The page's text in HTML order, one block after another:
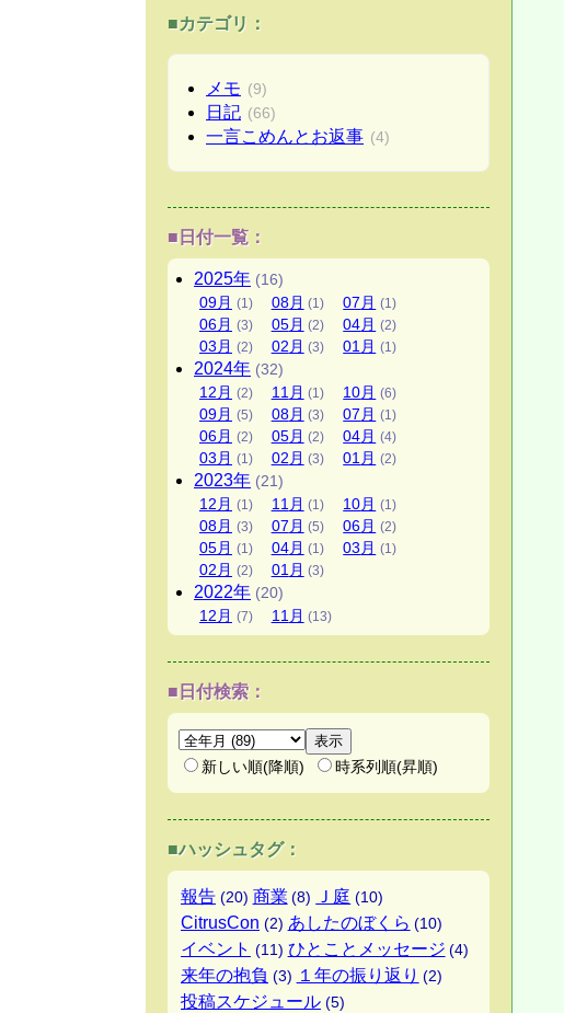
■カテゴリ：
メモ (9)
日記 (66)
一言こめんとお返事 (4)
■日付一覧：
2025年 (16)
09月 (1) 08月 (1) 07 月 (1)
06月 (3) 05月 (2) 04月 (2)
03 月 (2) 02 月 (3) 01 月 (1)
2024年 (32)
12 月 (2) 11 月 (1) 10月 (6)
09月 (5) 08月 (3) 07 月 (1)
06月 (2) 05月 (2) 04月 (4)
03 月 (1) 02 月 (3) 01 月 (2)
2023年 (21)
12 月 (1) 11 月 (1) 10月 (1)
08月 (3) 07 月 (5) 06月 (2)
05月 (1) 04月 (1) 03 月 (1)
02 月 (2) 01 月 (3)
2022年 (20)
12 月 (7) 11 月 (13)
■日付検索：
新しい順(降順) 時系列順(昇順)
■ハッシュタグ：
報告 (20) 商業 (8) Ｊ庭 (10)
CitrusCon (2) あしたのぼくら (10)
イベント (11) ひとことメッセージ (4)
来年の抱負 (3) １年の振り返り (2)
投稿スケジュール (5)